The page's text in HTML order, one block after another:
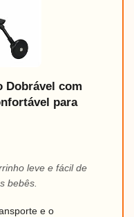
Dobrável com
para
leve e fácil de
bebês.
e o